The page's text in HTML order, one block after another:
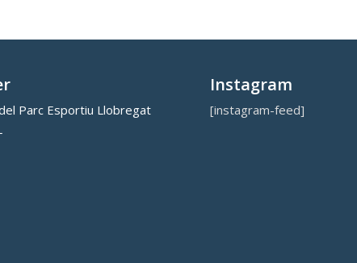
Parc Esportiu Llobregat
Instagram
[instagram-feed]